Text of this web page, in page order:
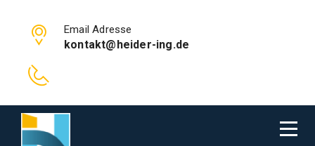
Email Adresse
kontakt@heider-ing.de